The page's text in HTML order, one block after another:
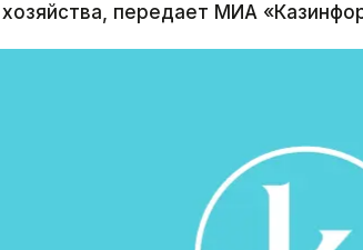
хозяйства, передает МИА